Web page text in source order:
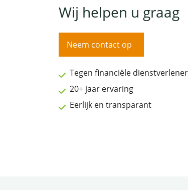
Wij helpen u graag
Neem contact op
Tegen financiële
20+ jaar ervaring
Eerlijk en transparant